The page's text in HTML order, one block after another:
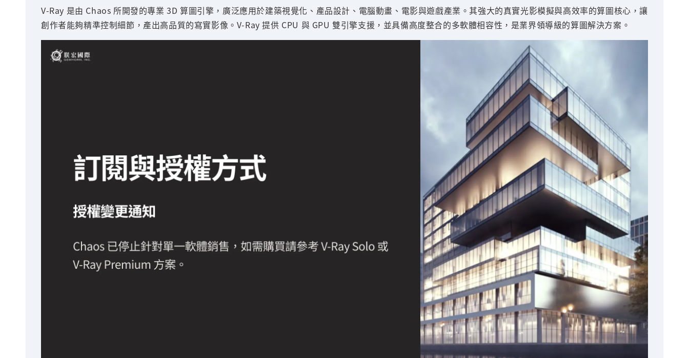
V-Ray 是由 Chaos 所開發的專業 3D 算圖引擎，廣泛應用於建築視覺化、產品設計、電腦動畫、電影與遊戲產業。其強大的真實光影模擬與高效率的算圖核心，讓
創作者能夠精準控制細節，產出高品質的寫實影像。V-Ray 提供 CPU 與 GPU 雙引擎支援，並具備高度整合的多軟體相容性，是業界領導級的算圖解決方案。